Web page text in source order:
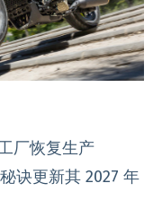
厂恢复生产
诀更新其 2027 年